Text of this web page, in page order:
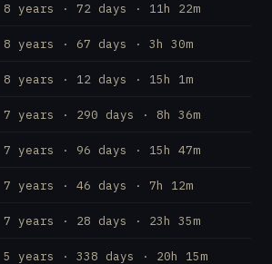
8 years · 72 days · 11h 22m
8 years · 67 days · 3h 30m
8 years · 12 days · 15h 1m
7 years · 290 days · 8h 36m
7 years · 96 days · 15h 47m
7 years · 46 days · 7h 12m
7 years · 28 days · 23h 35m
5 years · 338 days · 20h 15m